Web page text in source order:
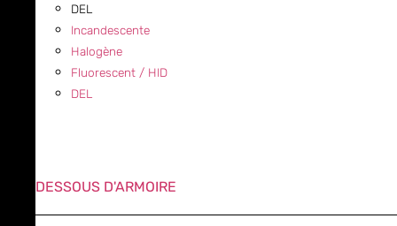
DEL
Incandescente
Halogène
Fluorescent / HID
DEL
DESSOUS D'ARMOIRE